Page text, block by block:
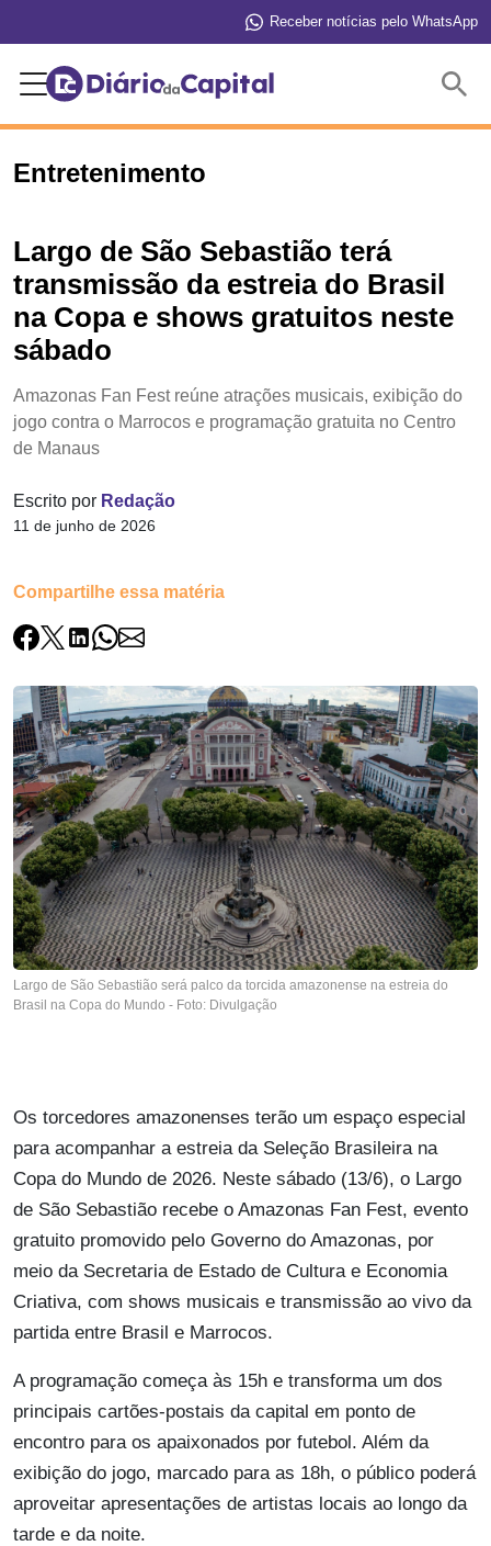
Receber notícias pelo WhatsApp
Entretenimento
Largo de São Sebastião terá
transmissão da estreia do Brasil
na Copa e shows gratuitos neste
sábado
Amazonas Fan Fest reúne atrações musicais, exibição do
jogo contra o Marrocos e programação gratuita no Centro
de Manaus
Escrito por Redação
11 de junho de 2026
Compartilhe essa matéria
Largo de São Sebastião será palco da torcida amazonense na estreia do
Brasil na Copa do Mundo - Foto: Divulgação
Os torcedores amazonenses terão um espaço especial
para acompanhar a estreia da Seleção Brasileira na
Copa do Mundo de 2026. Neste sábado (13/6), o Largo
de São Sebastião recebe o Amazonas Fan Fest, evento
gratuito promovido pelo Governo do Amazonas, por
meio da Secretaria de Estado de Cultura e Economia
Criativa, com shows musicais e transmissão ao vivo da
partida entre Brasil e Marrocos.
A programação começa às 15h e transforma um dos
principais cartões-postais da capital em ponto de
encontro para os apaixonados por futebol. Além da
exibição do jogo, marcado para as 18h, o público poderá
aproveitar apresentações de artistas locais ao longo da
tarde e da noite.